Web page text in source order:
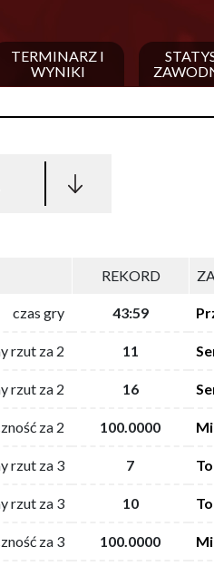
TERMINARZ I
WYNIKI
REKORD
czas gry 43:59
rzut za 2 11
rzut za 2 16
za 2 100.0000
rzut za 3 7
rzut za 3 10
za 3 100.0000